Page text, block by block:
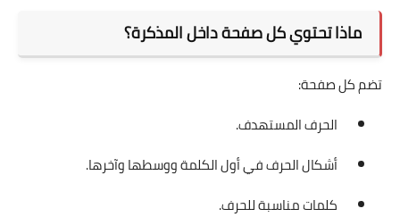
ماذا تحتوي كل صفحة داخل المذكرة؟
تضم كل صفحة:
الحرف المستهدف.
أشكال الحرف في أول الكلمة ووسطها وآخرها.
كلمات مناسبة للحرف.